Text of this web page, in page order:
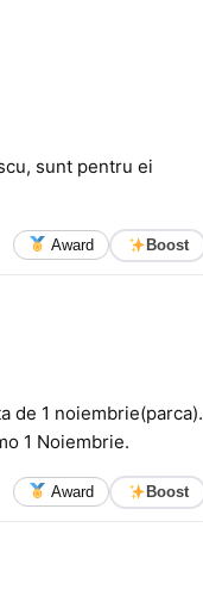
sunt pentru ei
Award Boost
de 1 noiembrie(parca).
1 Noiembrie.
Award Boost